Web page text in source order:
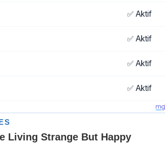
✅ Aktif
✅ Aktif
✅ Aktif
✅ Aktif